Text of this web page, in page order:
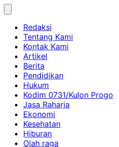
Skip
contentRedaksi
Tentang Kami
Kontak Kami
Artikel
Berita
Pendidikan
Hukum
Kodim 0731/Kulon Progo
Jasa Raharja
Ekonomi
Kesehatan
Hiburan
Olah raga